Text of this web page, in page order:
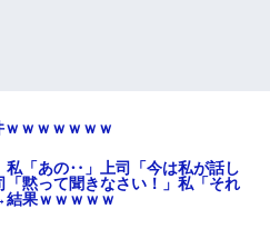
【修羅場】間男に濡れ衣を着
ぎるｗｗｗｗ
主な税金の成り立ちを調べて
みたよ
ｗｗｗｗｗｗ
私「あの‥」上司「今は私が話し
黙って聞きなさい！」私「それ
果ｗｗｗｗｗ